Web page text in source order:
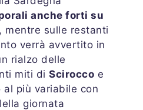
anche forti su
mentre sulle restanti
verrà avvertito in
rialzo delle
miti di Scirocco e
più variabile con
giornata